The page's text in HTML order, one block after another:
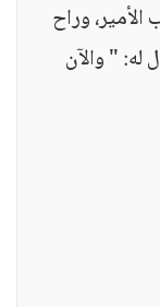
وراح
له: " والآن